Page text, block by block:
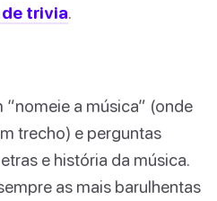
trivia.
a música” (onde
trecho) e perguntas
e história da música.
as mais barulhentas